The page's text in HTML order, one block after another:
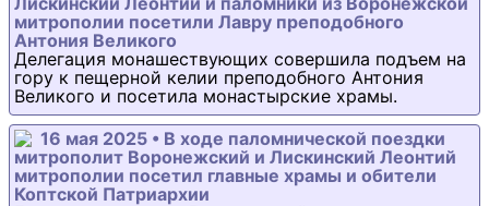
митрополии посетили Лавру преподобного
Антония Великого
Делегация монашествующих совершила подъем на
гору к пещерной келии преподобного Антония
Великого и посетила монастырские храмы.
16 мая 2025 • В ходе паломнической поездки
митрополит Воронежский и Лискинский Леонтий
митрополии посетил главные храмы и обители
Коптской Патриархии